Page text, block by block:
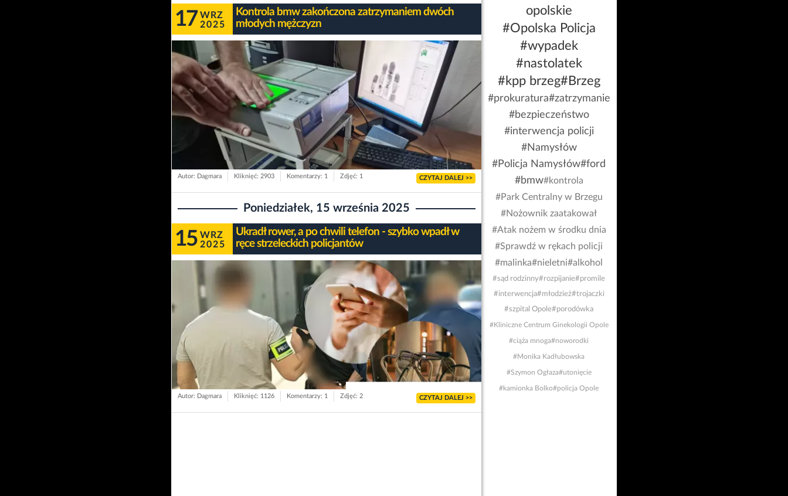
17 WRZ
2025
Kontrola bmw zakończona zatrzymaniem dwóch
młodych mężczyzn
Autor: Dagmara Kliknięć: 2903 Komentarzy: 1 Zdjęć: 1 CZYTAJ DALEJ >>
Poniedziałek, 15 września 2025
15 WRZ
2025
Ukradł rower, a po chwili telefon - szybko wpadł w
ręce strzeleckich policjantów
Autor: Dagmara Kliknięć: 1126 Komentarzy: 1 Zdjęć: 2 CZYTAJ DALEJ >>
opolskie
#Opolska Policja
#wypadek
#nastolatek
#kpp brzeg#Brzeg
#prokuratura#zatrzymanie
#bezpieczeństwo
#interwencja policji
#Namysłów
#Policja Namysłów#ford
#bmw#kontrola
#Park Centralny w Brzegu
#Nożownik zaatakował
#Atak nożem w środku dnia
#Sprawdź w rękach policji
#malinka#nieletni#alkohol
#sąd rodzinny#rozpijanie#promile
#interwencja#młodzież#trojaczki
#szpital Opole#porodówka
#Kliniczne Centrum Ginekologii Opole
#ciąża mnoga#noworodki
#Monika Kadłubowska
#Szymon Ogłaza#utonięcie
#kamionka Bolko#policja Opole